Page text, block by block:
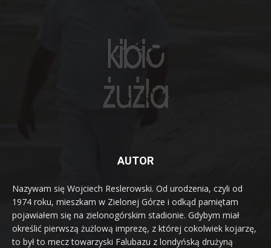
AUTOR
Nazywam się Wojciech Reslerowski. Od urodzenia, czyli od
1974 roku, mieszkam w Zielonej Górze i odkąd pamiętam
pojawiałem się na zielonogórskim stadionie. Gdybym miał
określić pierwszą żużlową imprezę, z której cokolwiek kojarzę,
to był to mecz towarzyski Falubazu z londyńską drużyną